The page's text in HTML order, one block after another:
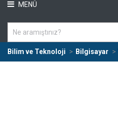
MENÜ
Bilim ve Teknoloji Bilgisayar